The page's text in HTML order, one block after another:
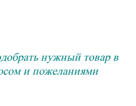
нужный товар в
и пожеланиями